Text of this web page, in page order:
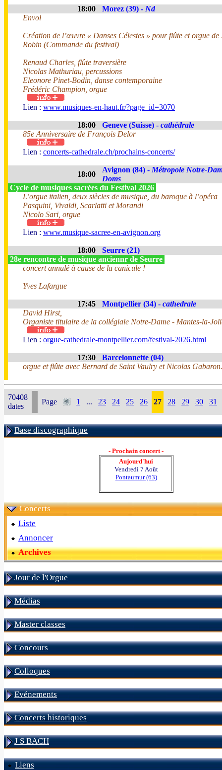
18:00 Morez (39) - Nd
Envol
Création de l’œuvre « Danses Célestes » pour flûte et orgue de
Robin (Commande du festival)
Renaud Charles, flûte traversière
Nicolas Mathuriau, percussions
Eleonore Pinet-Bodin, danse contemporaine
Frédéric Champion, orgue
Lien : www.musiques-en-haut.fr/?page_id=3070
18:00 Geneve (Suisse) - cathédrale
85e Anniversaire de François Delor
Lien : concerts-cathedrale.ch/prochains-concerts/
18:00
Avignon (84) - Métropole Notre-
Doms
Cycle de musiques sacrées du Festival 2026
L’orgue italien, deux siècles de musique, du baroque à l’opéra
Pasquini, Vivaldi, Scarlatti et Morandi
Nicolo Sari, orgue
Lien : www.musique-sacree-en-avignon.org
18:00
Seurre (21)
28e rencontre de musique anciennr de Seurre
concert annulé à cause de la canicule !
Yves Lafargue
17:45 Montpellier (34) - cathedrale
David Hirst,
Organiste titulaire de la collégiale Notre-Dame - Mantes-la-
Lien : orgue-cathedrale-montpellier.com/festival-2026.html
17:30
Barcelonnette (04)
orgue et flûte avec Bernard de Saint Vaulry et Nicolas Gabaron.
70408
dates
Page 1 ... 23 24 25 26 27 28 29 30 31
Base discographique
- Prochain concert -
Aujourd'hui
Vendredi 7 Août
Pontaumur (63)
Concerts
Liste
Annoncer
Archives
Jour de l'Orgue
Médias
Master classes
Concours
Colloques
Evénements
Concerts historiques
J S BACH
Liens